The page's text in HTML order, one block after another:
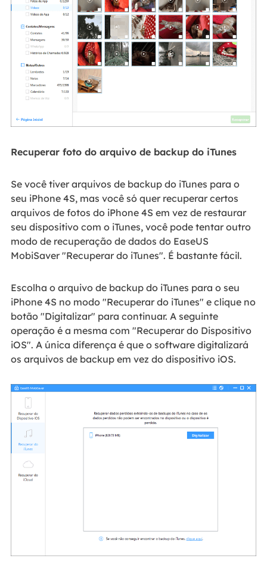
Recuperar foto do arquivo de backup do iTunes
Se você tiver arquivos de backup do iTunes para o
seu iPhone 4S, mas você só quer recuperar certos
arquivos de fotos do iPhone 4S em vez de restaurar
seu dispositivo com o iTunes, você pode tentar outro
modo de recuperação de dados do EaseUS
MobiSaver "Recuperar do iTunes". É bastante fácil.
Escolha o arquivo de backup do iTunes para o seu
iPhone 4S no modo "Recuperar do iTunes" e clique no
botão "Digitalizar" para continuar. A seguinte
operação é a mesma com "Recuperar do Dispositivo
iOS". A única diferença é que o software digitalizará
os arquivos de backup em vez do dispositivo iOS.